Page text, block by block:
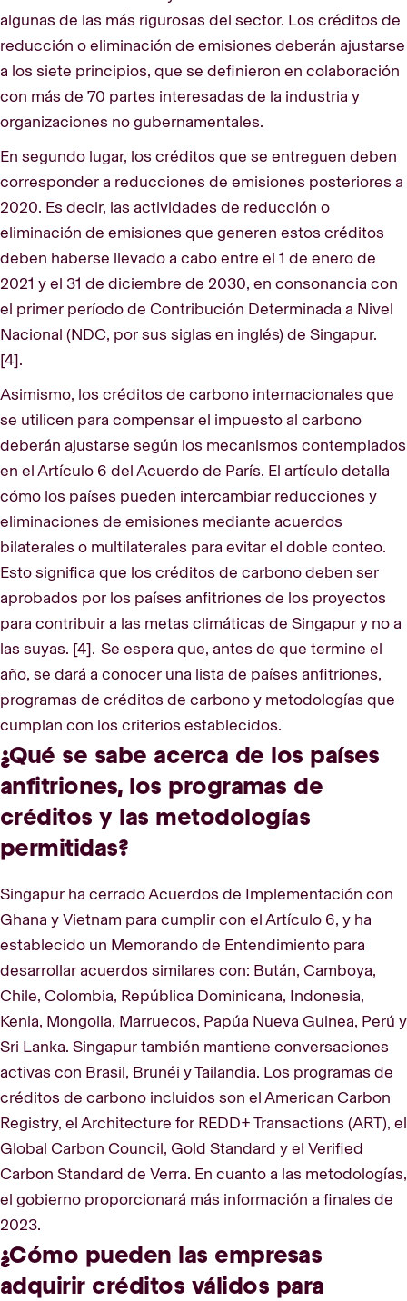
algunas de las más rigurosas del sector. Los créditos de
reducción o eliminación de emisiones deberán ajustarse
a los siete principios, que se definieron en colaboración
con más de 70 partes interesadas de la industria y
organizaciones no gubernamentales.
En segundo lugar, los créditos que se entreguen deben
corresponder a reducciones de emisiones posteriores a
2020. Es decir, las actividades de reducción o
eliminación de emisiones que generen estos créditos
deben haberse llevado a cabo entre el 1 de enero de
2021 y el 31 de diciembre de 2030, en consonancia con
el primer período de Contribución Determinada a Nivel
Nacional (NDC, por sus siglas en inglés) de Singapur.
[4].
Asimismo, los créditos de carbono internacionales que
se utilicen para compensar el impuesto al carbono
deberán ajustarse según los mecanismos contemplados
en el Artículo 6 del Acuerdo de París. El artículo detalla
cómo los países pueden intercambiar reducciones y
eliminaciones de emisiones mediante acuerdos
bilaterales o multilaterales para evitar el doble conteo.
Esto significa que los créditos de carbono deben ser
aprobados por los países anfitriones de los proyectos
para contribuir a las metas climáticas de Singapur y no a
las suyas. [4]. Se espera que, antes de que termine el
año, se dará a conocer una lista de países anfitriones,
programas de créditos de carbono y metodologías que
cumplan con los criterios establecidos.
¿Qué se sabe acerca de los países
anfitriones, los programas de
créditos y las metodologías
permitidas?
Singapur ha cerrado Acuerdos de Implementación con
Ghana y Vietnam para cumplir con el Artículo 6, y ha
establecido un Memorando de Entendimiento para
desarrollar acuerdos similares con: Bután, Camboya,
Chile, Colombia, República Dominicana, Indonesia,
Kenia, Mongolia, Marruecos, Papúa Nueva Guinea, Perú y
Sri Lanka. Singapur también mantiene conversaciones
activas con Brasil, Brunéi y Tailandia. Los programas de
créditos de carbono incluidos son el American Carbon
Registry, el Architecture for REDD+ Transactions (ART), el
Global Carbon Council, Gold Standard y el Verified
Carbon Standard de Verra. En cuanto a las metodologías,
el gobierno proporcionará más información a finales de
2023.
¿Cómo pueden las empresas
adquirir créditos válidos para